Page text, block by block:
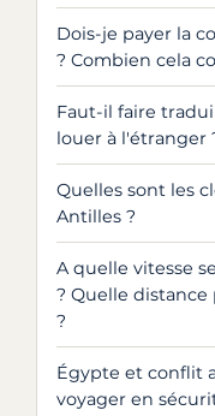
Dois-je payer la
? Combien cela
Faut-il faire
louer à l'étranger
Quelles sont les
Antilles ?
A quelle vitesse
? Quelle
?
Égypte et conflit
voyager en